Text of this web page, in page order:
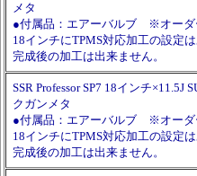
メタ
●付属品：エアーバルブ ※オーダ
18インチにTPMS対応加工の設定
完成後の加工は出来ません。
SSR Professor SP7 18インチ×11.5J
クガンメタ
●付属品：エアーバルブ ※オーダ
18インチにTPMS対応加工の設定
完成後の加工は出来ません。